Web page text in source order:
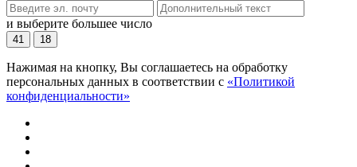
и выберите большее число
41 18
Нажимая на кнопку, Вы соглашаетесь на обработку
персональных данных в соответствии с «Политикой
конфиденциальности»